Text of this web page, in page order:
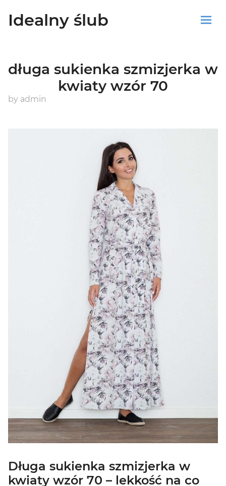
Idealny ślub
Blog
Koszyk
długa sukienka szmizjerka w
kwiaty wzór 70
by admin
Długa sukienka szmizjerka w
kwiaty wzór 70 – lekkość na co